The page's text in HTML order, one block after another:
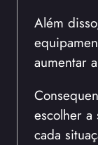
Além
aumentar
escolher a
cada